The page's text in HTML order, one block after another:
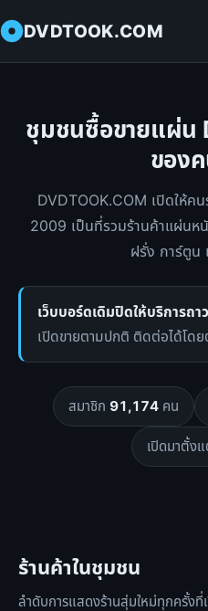
DVDTOOK.COM
ชุมชนซื้อขายแผ่น
ของ
DVDTOOK.COM เปิดให้ค
2009 เป็นที่รวมร้านค้าแผ่นห
ฝรั่ง การ์ตูน
เว็บบอร์ดเดิมปิดให้บริการถา
เปิดขายตามปกติ ติดต่อได้โด
สมาชิก 91,174คน
เปิดมาตั้ง
ร้านค้าในชุมชน
ลำดับการแสดงร้านสุ่มใหม่ทุกครั้งที่